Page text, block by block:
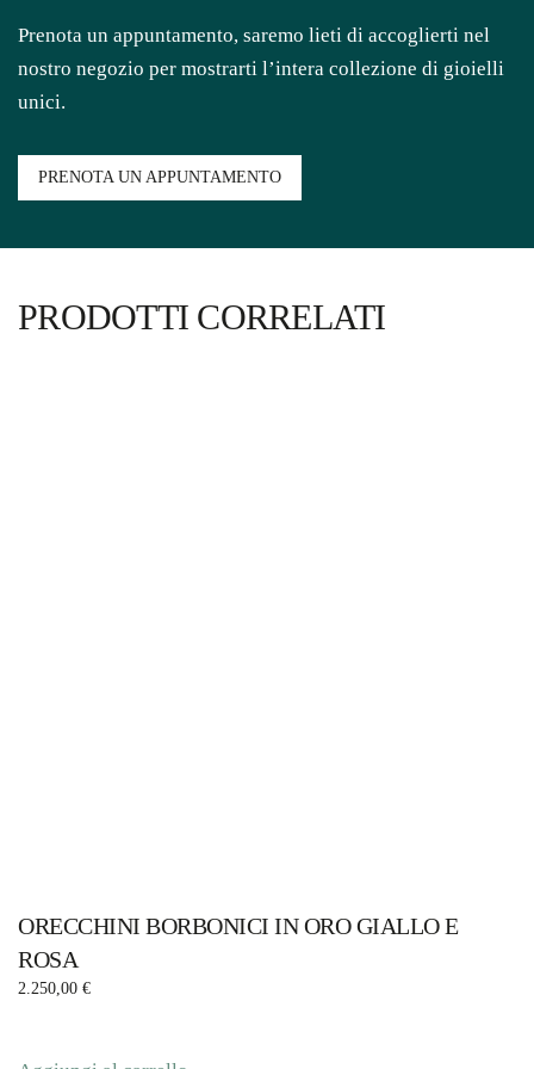
Prenota un appuntamento, saremo lieti di accoglierti nel
nostro negozio per mostrarti l’intera collezione di gioielli
unici.
PRENOTA UN APPUNTAMENTO
PRODOTTI CORRELATI
ORECCHINI BORBONICI IN ORO GIALLO E
ROSA
2.250,00 €